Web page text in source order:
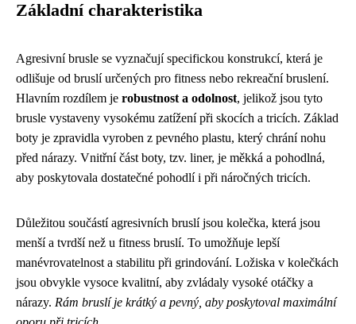
Základní charakteristika
Agresivní brusle se vyznačují specifickou konstrukcí, která je
odlišuje od bruslí určených pro fitness nebo rekreační bruslení.
Hlavním rozdílem je robustnost a odolnost, jelikož jsou tyto
brusle vystaveny vysokému zatížení při skocích a tricích. Základ
boty je zpravidla vyroben z pevného plastu, který chrání nohu
před nárazy. Vnitřní část boty, tzv. liner, je měkká a pohodlná,
aby poskytovala dostatečné pohodlí i při náročných tricích.
Důležitou součástí agresivních bruslí jsou kolečka, která jsou
menší a tvrdší než u fitness bruslí. To umožňuje lepší
manévrovatelnost a stabilitu při grindování. Ložiska v kolečkách
jsou obvykle vysoce kvalitní, aby zvládaly vysoké otáčky a
nárazy. Rám bruslí je krátký a pevný, aby poskytoval maximální